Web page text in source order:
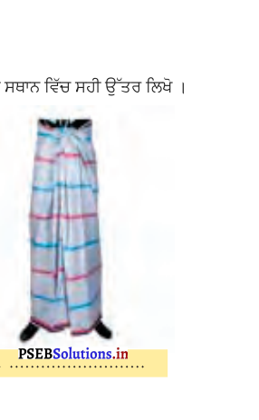
ਵਿੱਚ ਸਹੀ ਉੱਤਰ ਲਿਖੋ ।